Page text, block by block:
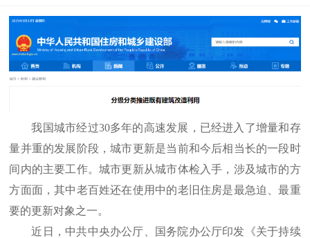
我国城市经过30多年的高速发展，已经进入了增量和存
量并重的发展阶段，城市更新是当前和今后相当长的一段时
间内的主要工作。城市更新从城市体检入手，涉及城市的方
方面面，其中老百姓还在使用中的老旧住房是最急迫、最重
要的更新对象之一。
近日，中共中央办公厅、国务院办公厅印发《关于持续